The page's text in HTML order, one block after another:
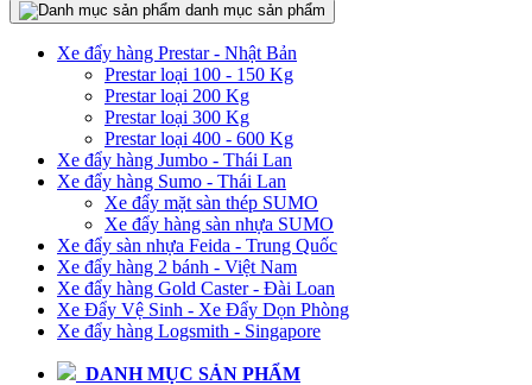
danh mục sản phẩm
Xe đẩy hàng Prestar - Nhật Bản
Prestar loại 100 - 150 Kg
Prestar loại 200 Kg
Prestar loại 300 Kg
Prestar loại 400 - 600 Kg
Xe đẩy hàng Jumbo - Thái Lan
Xe đẩy hàng Sumo - Thái Lan
Xe đẩy mặt sàn thép SUMO
Xe đẩy hàng sàn nhựa SUMO
Xe đẩy sàn nhựa Feida - Trung Quốc
Xe đẩy hàng 2 bánh - Việt Nam
Xe đẩy hàng Gold Caster - Đài Loan
Xe Đẩy Vệ Sinh - Xe Đẩy Dọn Phòng
Xe đẩy hàng Logsmith - Singapore
DANH MỤC SẢN PHẨM